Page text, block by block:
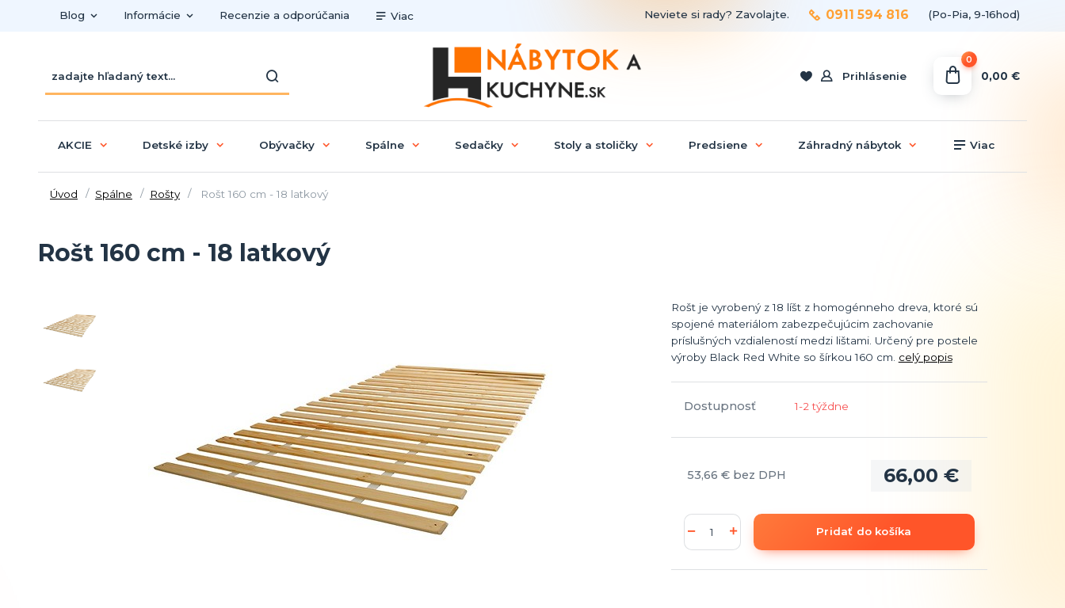
Blog Informácie Recenzie a odporúčania Viac
Prihlásenie
Neviete si rady? Zavolajte. 0911 594 816 (Po-Pia, 9-16hod)
0
0,00 €
AKCIE Detské izby Obývačky Spálne Sedačky Stoly a stoličky Predsiene Záhradný nábytok Viac
Úvod Spálne Rošty Rošt 160 cm - 18 latkový
Rošt 160 cm - 18 latkový
Rošt je vyrobený z 18 líšt z homogénneho dreva, ktoré sú
spojené materiálom zabezpečujúcim zachovanie
príslušných vzdialeností medzi lištami. Určený pre postele
výroby Black Red White so šírkou 160 cm. celý popis
Dostupnosť 1-2 týždne
66,00 €
53,66 € bez DPH
Pridať do košíka